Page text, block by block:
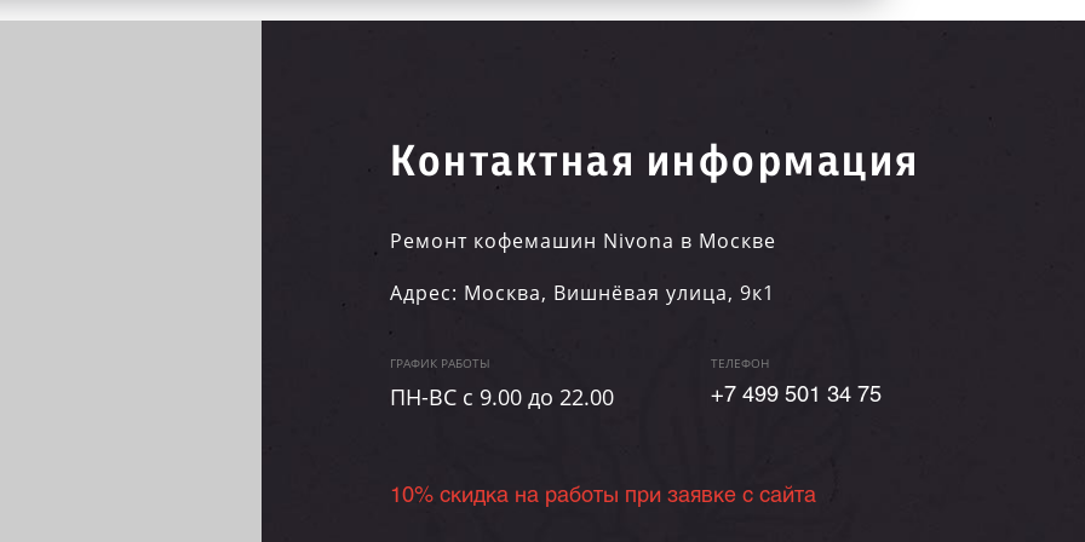
Контактная информация
Ремонт кофемашин Nivona в Москве
Адрес: Москва, Вишнёвая улица, 9к1
ГРАФИК РАБОТЫ
ПН-ВC c 9.00 до 22.00
ТЕЛЕФОН
+7 499 501 34 75
10% скидка на работы при заявке с сайта